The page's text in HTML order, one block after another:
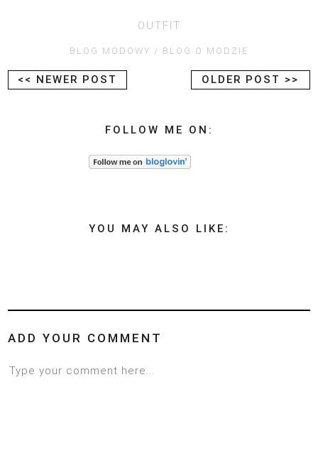
OUTFIT
BLOG MODOWY BLOG O MODZIE
<< NEWER POST OLDER POST >>
FOLLOW ME ON:
YOU MAY ALSO LIKE:
ADD YOUR COMMENT